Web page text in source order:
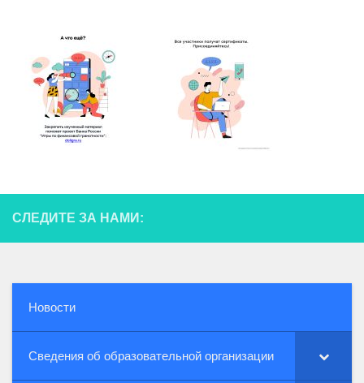
СЛЕДИТЕ ЗА НАМИ:
Новости
Сведения об образовательной организации